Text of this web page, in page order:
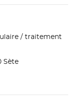
/ traitement
Sète